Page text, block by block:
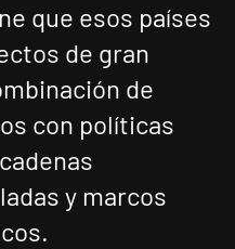
que esos países
de gran
de
con políticas
y marcos